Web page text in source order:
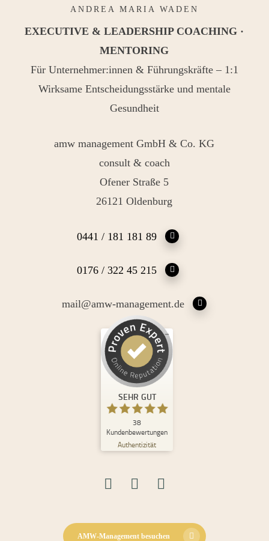
ANDREA MARIA WADEN
EXECUTIVE & LEADERSHIP COACHING ·
MENTORING
Für Unternehmer:innen & Führungskräfte – 1:1
Wirksame Entscheidungsstärke und mentale
Gesundheit
amw management GmbH & Co. KG
consult & coach
Ofener Straße 5
26121 Oldenburg
0441 / 181 181 89
0176 / 322 45 215
mail@amw-management.de
SEHR GUT
38
Kundenbewertungen
Authentizität
Kundenbewertungen und Erfahrungen zu
Andrea Maria Waden
Empfehlungen auf
ProvenExpert.com
SEHR GUT
30
8
AMW-Management besuchen